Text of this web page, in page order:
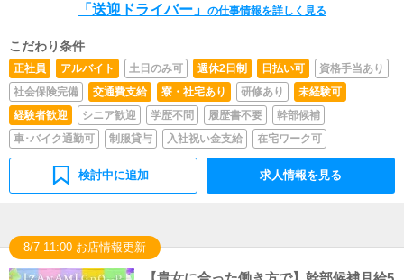
れば学歴経歴一切問いません！！！どうかわたくしにお力
「送迎ドライバー」 の仕事情報を詳しく見る
こだわり条件
正社員 アルバイト 土日のみ可 週休2日制 日払い可
資格手当あり
社会保険完備
交通費支給 寮・社宅あり 研修あり
未経験可
経験者歓迎
シニア歓迎 学歴不問 履歴書不要
幹部候補
車･バイク通勤可
制服貸与 入社祝い金支給 在宅ワーク可
検討中に追加 求人情報を見る
8/7 11:00 お店情報更新